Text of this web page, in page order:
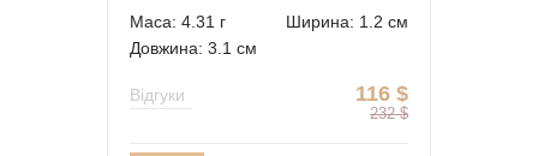
Маса: 4.31 г
Ширина: 1.2 см
Довжина: 3.1 см
116 $
232 $
Відгуки